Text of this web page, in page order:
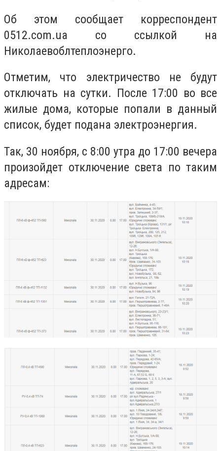
Об этом сообщает корреспондент
0512.com.ua со ссылкой на
Николаевоблтеплоэнерго.
Отметим, что электричество не будут
отключать на сутки. После 17:00 во все
жилые дома, которые попали в данный
список, будет подана электроэнергия.
Так, 30 ноября, с 8:00 утра до 17:00 вечера
произойдет отключение света по таким
адресам: